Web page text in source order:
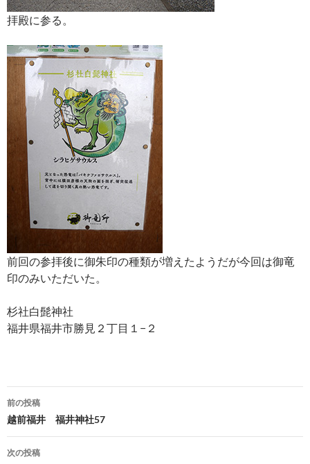
拝殿に参る。
前回の参拝後に御朱印の種類が増えたようだが今回は御竜
印のみいただいた。
杉社白髭神社
福井県福井市勝見２丁目１−２
投
稿
ナ
前の投稿
越前福井 福井神社57
次の投稿